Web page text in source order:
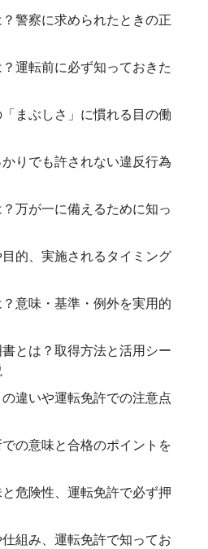
警察に求められたときの正
運転前に必ず知っておきた
まぶしさ」に慣れる目の働
りでも許されない違反行為
万が一に備えるために知っ
的、実施されるタイミング
意味・基準・例外を実用的
とは？取得方法と活用シー
違いや運転免許での注意点
の意味と合格のポイントを
危険性、運転免許で必ず押
組み、運転免許で知ってお